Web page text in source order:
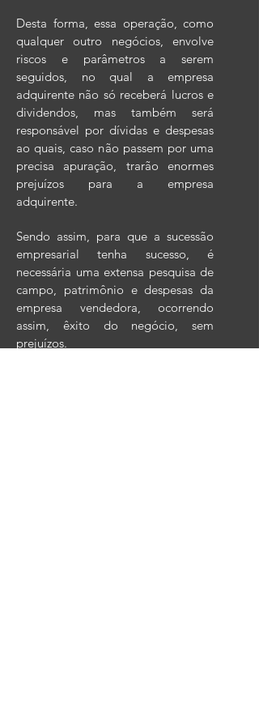
Desta forma, essa operação, como
qualquer outro negócios, envolve
riscos e parâmetros a serem
seguidos, no qual a empresa
adquirente não só receberá lucros e
dividendos, mas também será
responsável por dívidas e despesas
ao quais, caso não passem por uma
precisa apuração, trarão enormes
prejuízos para a empresa
adquirente.
Sendo assim, para que a sucessão
empresarial tenha sucesso, é
necessária uma extensa pesquisa de
campo, patrimônio e despesas da
empresa vendedora, ocorrendo
assim, êxito do negócio, sem
prejuízos.